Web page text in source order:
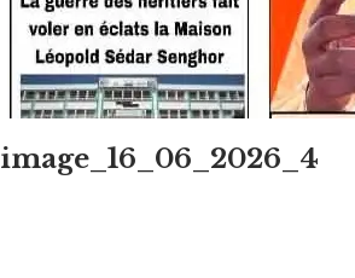
image_16_06_2026_4